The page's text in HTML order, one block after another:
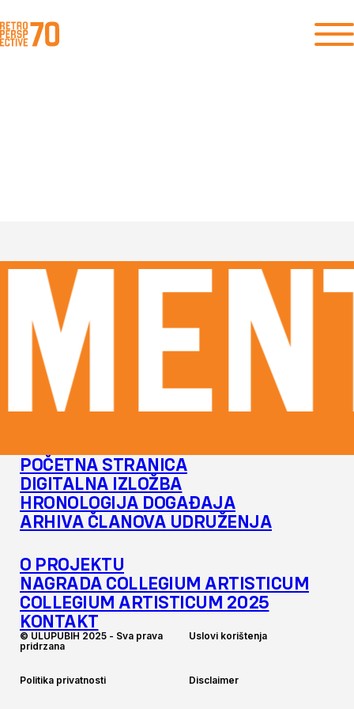
POČETNA STRANICA
DIGITALNA IZLOŽBA
HRONOLOGIJA DOGAĐAJA
ARHIVA ČLANOVA UDRUŽENJA
O PROJEKTU
NAGRADA COLLEGIUM ARTISTICUM
COLLEGIUM ARTISTICUM 2025
KONTAKT
© ULUPUBIH 2025 - Sva prava
pridrzana
Uslovi korištenja
Politika privatnosti Disclaimer